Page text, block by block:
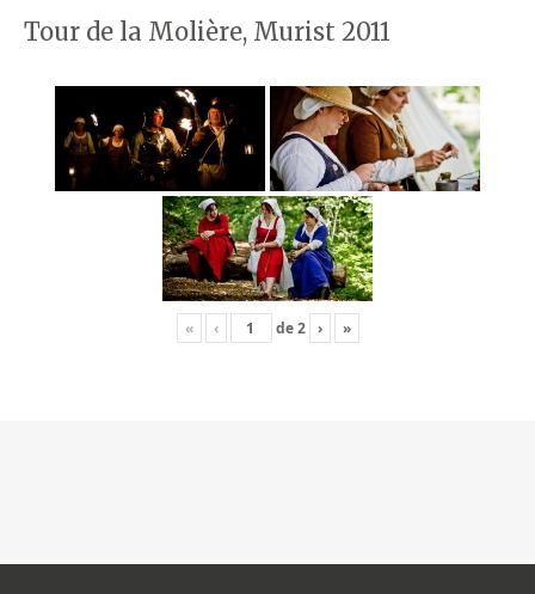
Tour de la Molière, Murist 2011
« ‹ de2 › »